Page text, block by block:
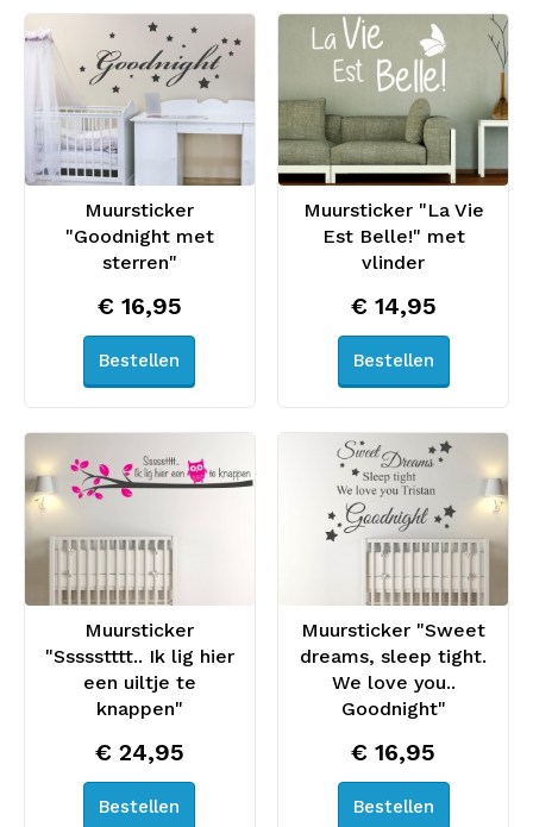
Muursticker
"Goodnight met
sterren"
€ 16,95
Bestellen
Muursticker "La Vie
Est Belle!" met
vlinder
€ 14,95
Bestellen
Muursticker
"Ssssstttt.. Ik lig hier
een uiltje te
knappen"
€ 24,95
Bestellen
Muursticker "Sweet
dreams, sleep tight.
We love you..
Goodnight"
€ 16,95
Bestellen